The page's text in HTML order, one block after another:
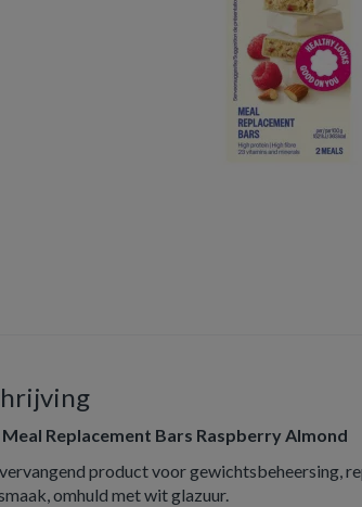
Replacement Bars Raspberry Almond
product voor gewichtsbeheersing,
omhuld met wit glazuur.